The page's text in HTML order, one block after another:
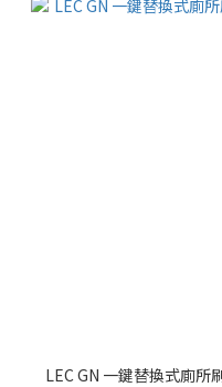
LEC GN 一鍵替換式廁所